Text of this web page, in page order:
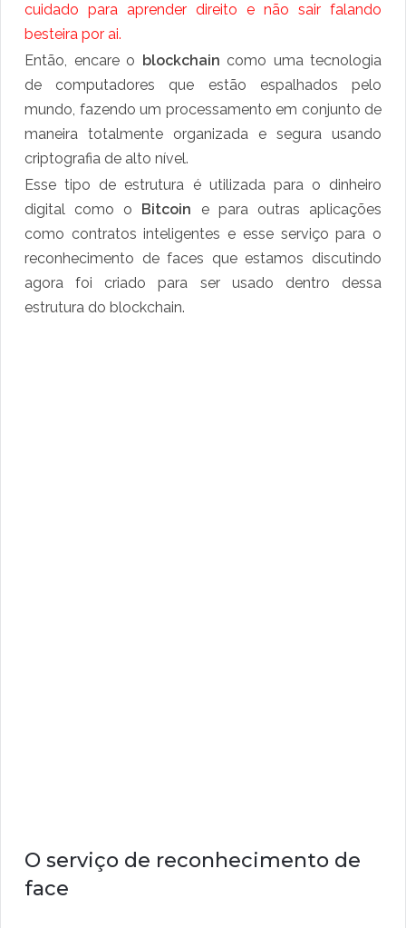
cuidado para aprender direito e não sair falando
besteira por ai.
Então, encare o blockchain como uma tecnologia
de computadores que estão espalhados pelo
mundo, fazendo um processamento em conjunto de
maneira totalmente organizada e segura usando
criptografia de alto nível.
Esse tipo de estrutura é utilizada para o dinheiro
digital como o Bitcoin e para outras aplicações
como contratos inteligentes e esse serviço para o
reconhecimento de faces que estamos discutindo
agora foi criado para ser usado dentro dessa
estrutura do blockchain.
O serviço de reconhecimento de
face